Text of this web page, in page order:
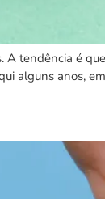
tendência é
alguns anos,